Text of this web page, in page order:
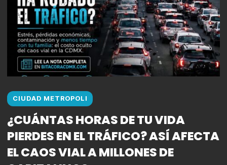
CIUDAD METROPOLI
¿CUÁNTAS HORAS DE TU VIDA
PIERDES EN EL TRÁFICO? ASÍ AFECTA
EL CAOS VIAL A MILLONES DE